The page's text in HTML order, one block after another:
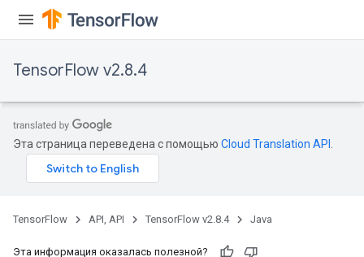
TensorFlow v2.8.4
Эта страница переведена с помощью Cloud Translation API
TensorFlow API, API TensorFlow v2.8.4 Java
Эта информация оказалась полезной?